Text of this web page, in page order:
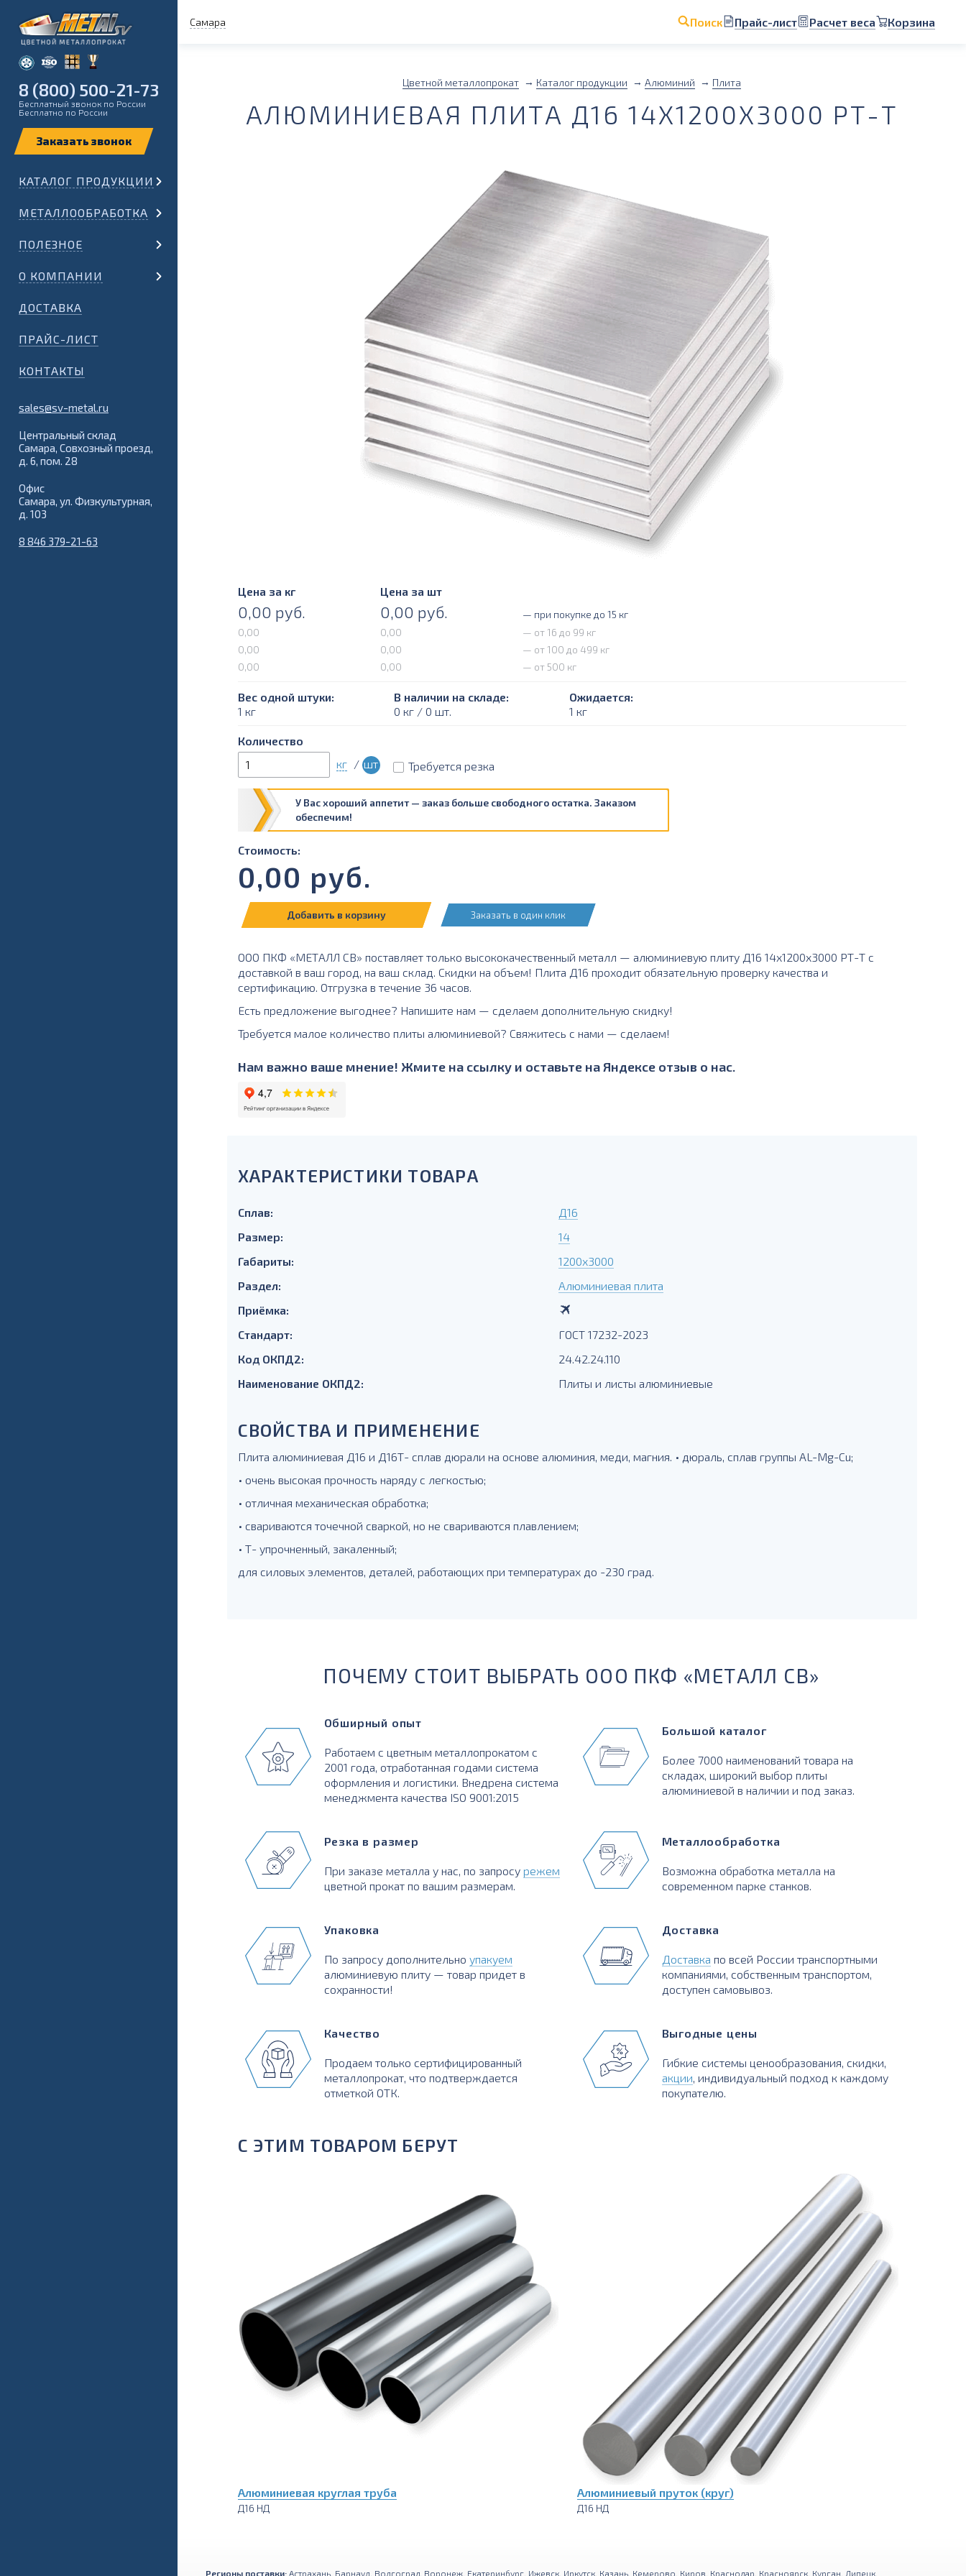
Самара Поиск Прайс-лист Расчет веса Корзина
8 (800) 500-21-73
Бесплатный звонок по России
Бесплатно по России
КАТАЛОГ ПРОДУКЦИИ
МЕТАЛЛООБРАБОТКА
ПОЛЕЗНОЕ
О КОМПАНИИ
ДОСТАВКА
ПРАЙС-ЛИСТ
КОНТАКТЫ
sales@sv-metal.ru
Центральный склад
Самара, Совхозный проезд,
д. 6, пом. 28
Офис
Самара, ул. Физкультурная,
д. 103
8 846 379-21-63
Цветной металлопрокат Каталог продукции Алюминий Плита
АЛЮМИНИЕВАЯ ПЛИТА Д16 14Х1200Х3000 РТ-Т
Цена за кг Цена за шт
0,00 руб. 0,00 руб.
— при покупке до 15 кг
0,00
0,00
— от 16 до 99 кг
0,00
0,00
— от 100 до 499 кг
0,00
0,00 — от 500 кг
Вес одной штуки:
1 кг
В наличии на складе:
0 кг / 0 шт.
Ожидается:
1 кг
Количество
кг / шт Требуется резка
У Вас хороший аппетит — заказ больше свободного остатка. Заказом
обеспечим!
Стоимость:
0,00 руб.
Добавить в корзину Заказать в один клик
ООО ПКФ «МЕТАЛЛ СВ» поставляет только высококачественный металл — алюминиевую плиту Д16 14х1200х3000 РТ-Т с
доставкой в ваш город, на ваш склад. Скидки на объем! Плита Д16 проходит обязательную проверку качества и
сертификацию. Отгрузка в течение 36 часов.
Есть предложение выгоднее? Напишите нам — сделаем дополнительную скидку!
Требуется малое количество плиты алюминиевой? Свяжитесь с нами — сделаем!
Нам важно ваше мнение! Жмите на ссылку и оставьте на Яндексе отзыв о нас.
ХАРАКТЕРИСТИКИ ТОВАРА
Сплав:
Д16
Размер:
14
Габариты:
1200х3000
Раздел:
Алюминиевая плита
Приёмка:
Стандарт:
ГОСТ 17232-2023
Код ОКПД2:
24.42.24.110
Наименование ОКПД2:
Плиты и листы алюминиевые
СВОЙСТВА И ПРИМЕНЕНИЕ
Плита алюминиевая Д16 и Д16Т- сплав дюрали на основе алюминия, меди, магния. • дюраль, сплав группы AL-Mg-Cu;
• очень высокая прочность наряду с легкостью;
• отличная механическая обработка;
• свариваются точечной сваркой, но не свариваются плавлением;
• Т- упрочненный, закаленный;
для силовых элементов, деталей, работающих при температурах до -230 град.
ПОЧЕМУ СТОИТ ВЫБРАТЬ ООО ПКФ «МЕТАЛЛ СВ»
Обширный опыт
Работаем с цветным металлопрокатом с
2001 года, отработанная годами система
оформления и логистики. Внедрена система
менеджмента качества ISO 9001:2015
Резка в размер
При заказе металла у нас, по запросу режем
цветной прокат по вашим размерам.
Упаковка
По запросу дополнительно упакуем
алюминиевую плиту — товар придет в
сохранности!
Качество
Продаем только сертифицированный
металлопрокат, что подтверждается
отметкой ОТК.
Большой каталог
Более 7000 наименований товара на
складах, широкий выбор плиты
алюминиевой в наличии и под заказ.
Металлообработка
Возможна обработка металла на
современном парке станков.
Доставка
Доставка по всей России транспортными
компаниями, собственным транспортом,
доступен самовывоз.
Выгодные цены
Гибкие системы ценообразования, скидки,
акции, индивидуальный подход к каждому
покупателю.
С ЭТИМ ТОВАРОМ БЕРУТ
Алюминиевая круглая труба
Д16 НД
Алюминиевый пруток (круг)
Д16 НД
Регионы поставки: Астрахань Барнаул Волгоград Воронеж Екатеринбург Ижевск Иркутск Казань Кемерово Киров Краснодар Красноярск Курган Липецк